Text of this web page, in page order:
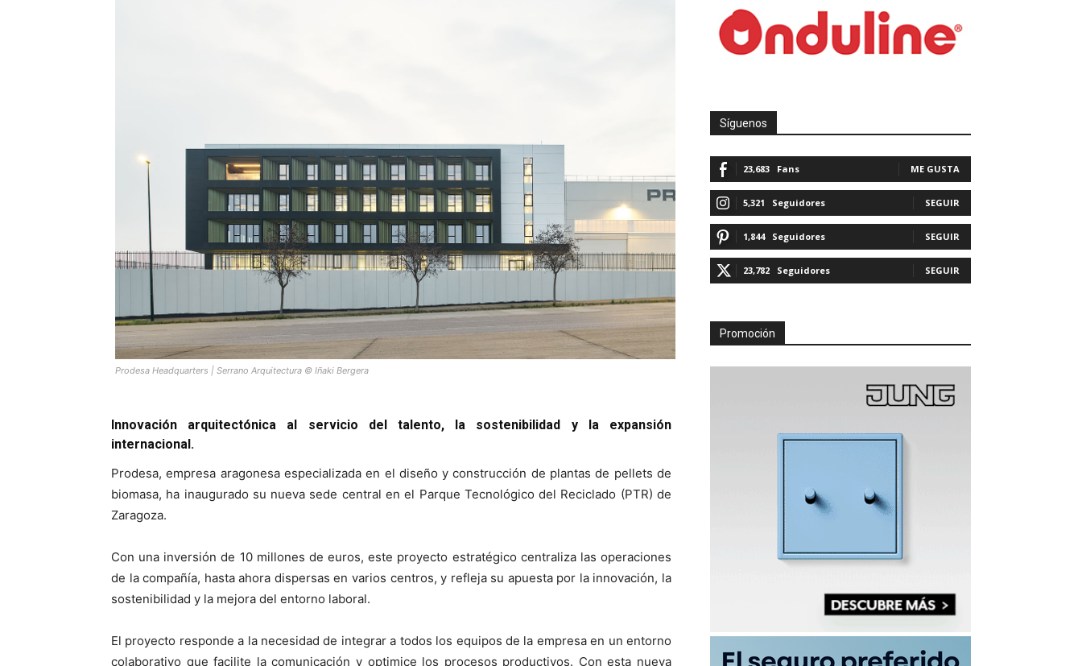
Prodesa Headquarters | Serrano Arquitectura © Iñaki Bergera
Innovación arquitectónica al servicio del talento, la sostenibilidad y la expansión
internacional.
Prodesa, empresa aragonesa especializada en el diseño y construcción de plantas de pellets de
biomasa, ha inaugurado su nueva sede central en el Parque Tecnológico del Reciclado (PTR) de
Zaragoza.
Con una inversión de 10 millones de euros, este proyecto estratégico centraliza las operaciones
de la compañía, hasta ahora dispersas en varios centros, y refleja su apuesta por la innovación, la
sostenibilidad y la mejora del entorno laboral.
El proyecto responde a la necesidad de integrar a todos los equipos de la empresa en un entorno
colaborativo que facilite la comunicación y optimice los procesos productivos. Con esta nueva
Síguenos
23,683 Fans ME GUSTA
5,321 Seguidores SEGUIR
1,844 Seguidores SEGUIR
23,782 Seguidores SEGUIR
Promoción